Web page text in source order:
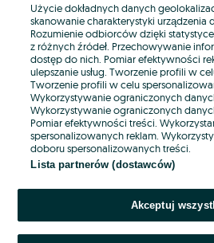
E-mail
Hasło
Nie pamiętasz hasła?
Zaloguj się
Użycie dokładnych danych
skanowanie charakterystyki urządzenia
Rozumienie odbiorców dzięki
z różnych źródeł. Przechowywanie
dostęp do nich. Pomiar efektywności
ulepszanie usług. Tworzenie profili w
Tworzenie profili w celu
Wykorzystywanie ograniczonych
Wykorzystywanie ograniczonych
Pomiar efektywności treści.
spersonalizowanych reklam.
doboru spersonalizowanych treści.
Lista partnerów (dostawców)
Akceptuj